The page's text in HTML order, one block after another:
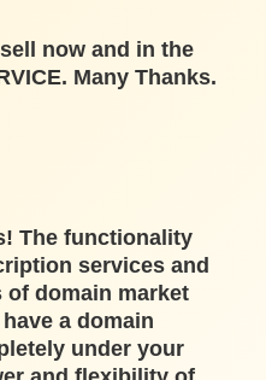
now and in the
Many Thanks.
The functionality
services and
of domain market
a domain
under your